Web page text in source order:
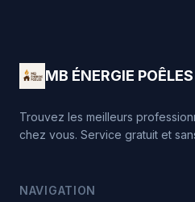
MB ÉNERGIE POÊLES
Trouvez les meilleurs
chez vous. Service gratuit et
NAVIGATION